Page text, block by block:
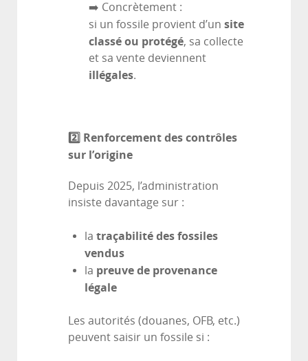
➡️ Concrètement :
si un fossile provient d’un site
classé ou protégé, sa collecte
et sa vente deviennent
illégales.
2️ ⃣ Renforcement des contrôles
sur l’origine
Depuis 2025, l’administration
insiste davantage sur :
la traçabilité des fossiles
vendus
la preuve de provenance
légale
Les autorités (douanes, OFB, etc.)
peuvent saisir un fossile si :